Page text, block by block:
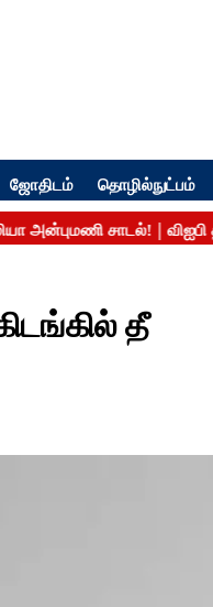
ஜோதிடம் தொழில்நுட்பம்
தீ